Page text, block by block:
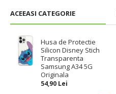
ACEEASI CATEGORIE
Husa de Protectie
Silicon Disney Stich
Transparenta
Samsung A34 5G
Originala
54,90 Lei